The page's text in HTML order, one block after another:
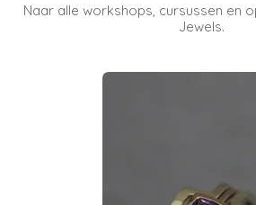
Naar alle workshops, cursussen en
Jewels.